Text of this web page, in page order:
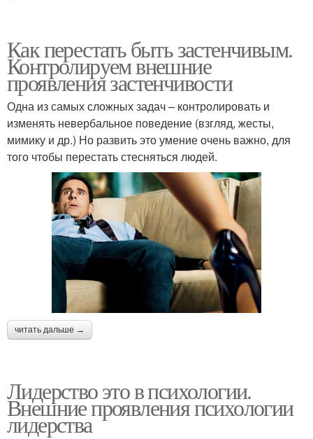
Как перестать быть застенчивым.
Контролируем внешние
проявления застенчивости
Одна из самых сложных задач – контролировать и
изменять невербальное поведение (взгляд, жесты,
мимику и др.) Но развить это умение очень важно, для
того чтобы перестать стесняться людей.
читать дальше →
Лидерство это в психологии.
Внешние проявления психологии
лидерства